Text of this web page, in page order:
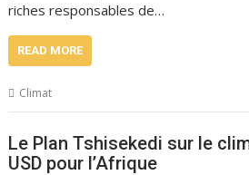
riches responsables de…
READ MORE
Climat
Le Plan Tshisekedi sur le
USD pour l’Afrique